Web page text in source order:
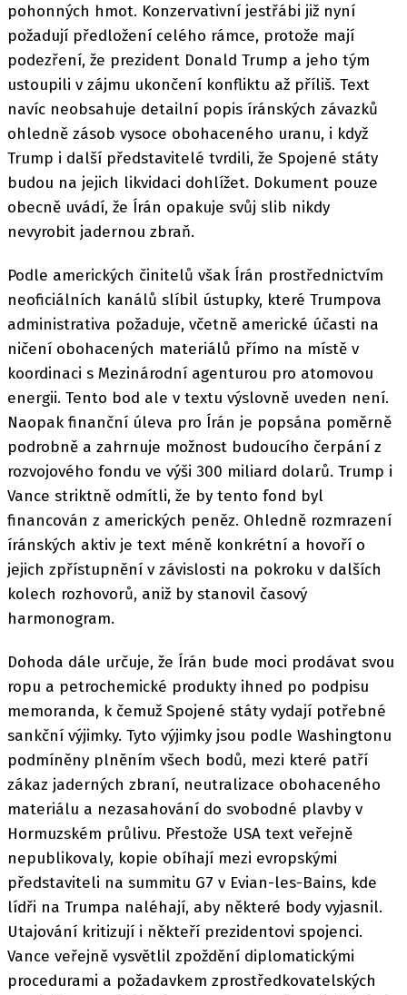
pohonných hmot. Konzervativní jestřábi již nyní
požadují předložení celého rámce, protože mají
podezření, že prezident Donald Trump a jeho tým
ustoupili v zájmu ukončení konfliktu až příliš. Text
navíc neobsahuje detailní popis íránských závazků
ohledně zásob vysoce obohaceného uranu, i když
Trump i další představitelé tvrdili, že Spojené státy
budou na jejich likvidaci dohlížet. Dokument pouze
obecně uvádí, že Írán opakuje svůj slib nikdy
nevyrobit jadernou zbraň.
Podle amerických činitelů však Írán prostřednictvím
neoficiálních kanálů slíbil ústupky, které Trumpova
administrativa požaduje, včetně americké účasti na
ničení obohacených materiálů přímo na místě v
koordinaci s Mezinárodní agenturou pro atomovou
energii. Tento bod ale v textu výslovně uveden není.
Naopak finanční úleva pro Írán je popsána poměrně
podrobně a zahrnuje možnost budoucího čerpání z
rozvojového fondu ve výši 300 miliard dolarů. Trump i
Vance striktně odmítli, že by tento fond byl
financován z amerických peněz. Ohledně rozmrazení
íránských aktiv je text méně konkrétní a hovoří o
jejich zpřístupnění v závislosti na pokroku v dalších
kolech rozhovorů, aniž by stanovil časový
harmonogram.
Dohoda dále určuje, že Írán bude moci prodávat svou
ropu a petrochemické produkty ihned po podpisu
memoranda, k čemuž Spojené státy vydají potřebné
sankční výjimky. Tyto výjimky jsou podle Washingtonu
podmíněny plněním všech bodů, mezi které patří
zákaz jaderných zbraní, neutralizace obohaceného
materiálu a nezasahování do svobodné plavby v
Hormuzském průlivu. Přestože USA text veřejně
nepublikovaly, kopie obíhají mezi evropskými
představiteli na summitu G7 v Evian-les-Bains, kde
lídři na Trumpa naléhají, aby některé body vyjasnil.
Utajování kritizují i někteří prezidentovi spojenci.
Vance veřejně vysvětlil zpoždění diplomatickými
procedurami a požadavkem zprostředkovatelských